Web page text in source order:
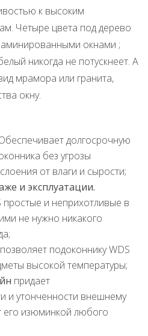
к высоким
Четыре цвета под дерево
окнами ;
никогда не потускнеет. А
мрамора или гранита,
окну.
долгосрочную
без угрозы
от влаги и сырости;
и эксплуатации.
простые и неприхотливые в
не нужно никакого
позволяет подоконнику WDS
высокой температуры;
придает
и утонченности внешнему
его изюминкой любого